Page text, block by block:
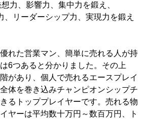
力、影響力、集中力を鍛え、
、リーダーシップ力、実現力を鍛え
れた営業マン、簡単に売れる人が持
6つあると分かりました。その上
があり、個人で売れるエースプレイ
体を巻き込みチャンピオンシップチ
るトッププレイヤーです。売れる物
ヤーは平均数十万円～数百万円、ト